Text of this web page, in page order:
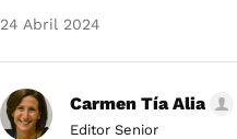
24 Abril 2024
Carmen Tía Alia
Editor Senior